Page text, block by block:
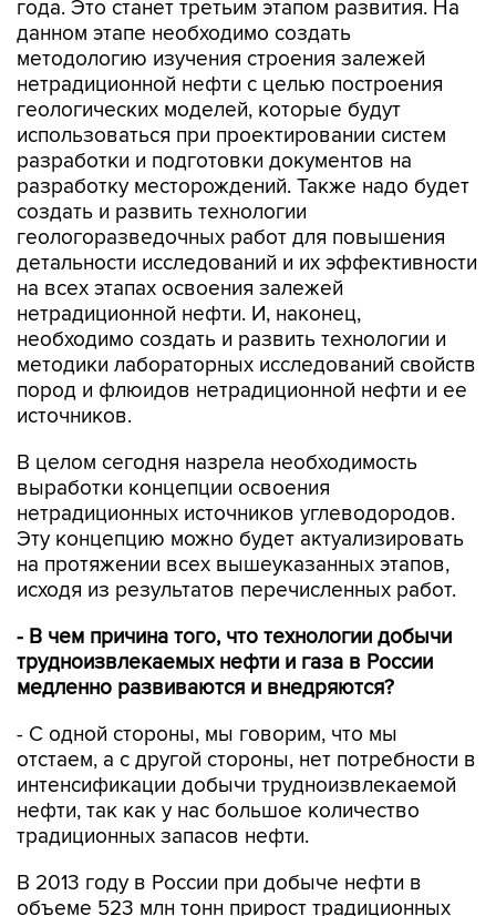
года. Это станет третьим этапом развития. На
данном этапе необходимо создать
методологию изучения строения залежей
нетрадиционной нефти с целью построения
геологических моделей, которые будут
использоваться при проектировании систем
разработки и подготовки документов на
разработку месторождений. Также надо будет
создать и развить технологии
геологоразведочных работ для повышения
детальности исследований и их эффективности
на всех этапах освоения залежей
нетрадиционной нефти. И, наконец,
необходимо создать и развить технологии и
методики лабораторных исследований свойств
пород и флюидов нетрадиционной нефти и ее
источников.
В целом сегодня назрела необходимость
выработки концепции освоения
нетрадиционных источников углеводородов.
Эту концепцию можно будет актуализировать
на протяжении всех вышеуказанных этапов,
исходя из результатов перечисленных работ.
- В чем причина того, что технологии добычи
трудноизвлекаемых нефти и газа в России
медленно развиваются и внедряются?
- С одной стороны, мы говорим, что мы
отстаем, а с другой стороны, нет потребности в
интенсификации добычи трудноизвлекаемой
нефти, так как у нас большое количество
традиционных запасов нефти.
В 2013 году в России при добыче нефти в
объеме 523 млн тонн прирост традиционных